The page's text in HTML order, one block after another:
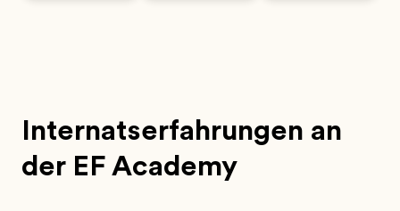
Internatserfahrungen an
der EF Academy